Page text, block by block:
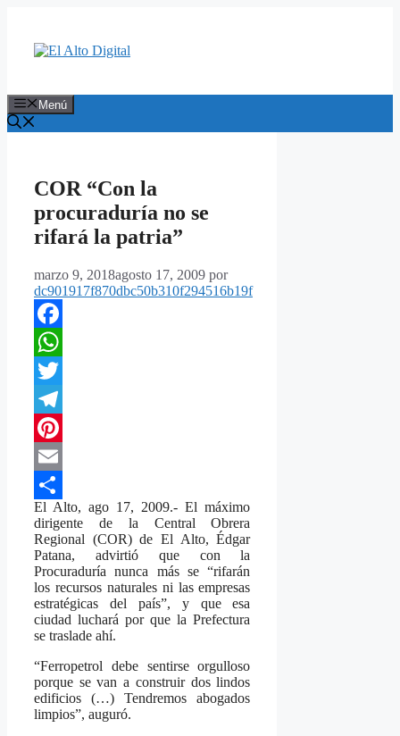
contenido
Menú
COR “Con la
procuraduría no se
rifará la patria”
marzo 9, 2018agosto 17, 2009 por
dc901917f870dbc50b310f294516b19f
Facebook
WhatsApp
Twitter
Telegram
Pinterest
Email
Compartir
El Alto, ago 17, 2009.- El máximo
dirigente de la Central Obrera
Regional (COR) de El Alto, Édgar
Patana, advirtió que con la
Procuraduría nunca más se “rifarán
los recursos naturales ni las empresas
estratégicas del país”, y que esa
ciudad luchará por que la Prefectura
se traslade ahí.
“Ferropetrol debe sentirse orgulloso
porque se van a construir dos lindos
edificios (…) Tendremos abogados
limpios”, auguró.